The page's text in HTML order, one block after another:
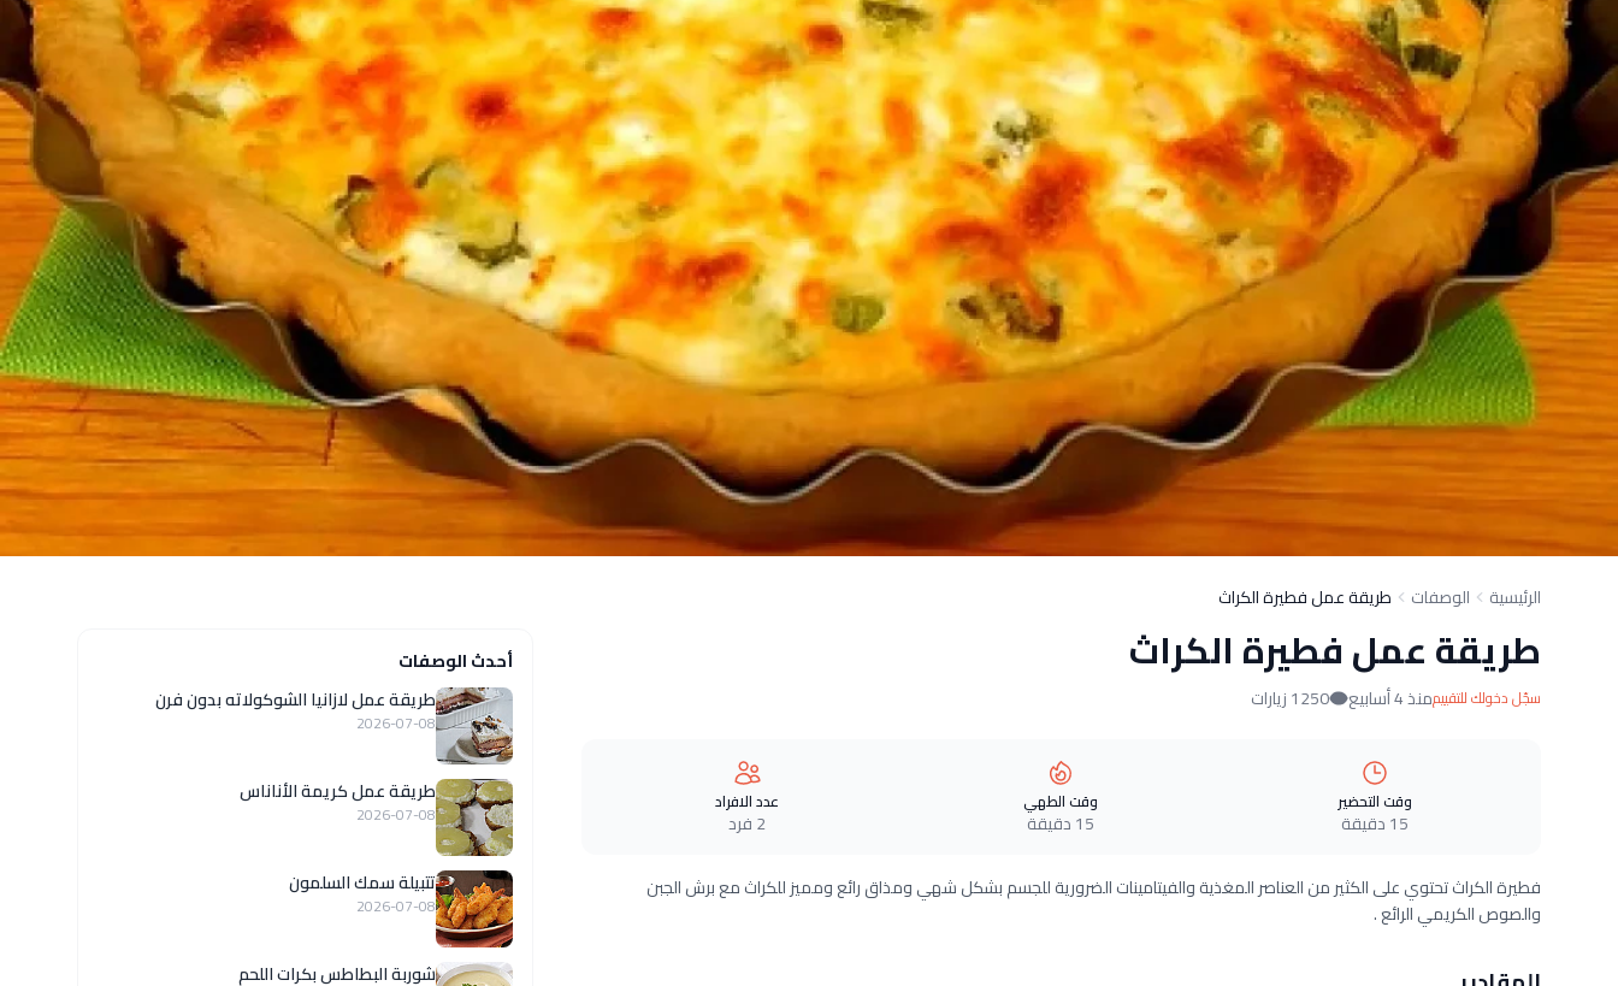
الرئيسية الوصفات طريقة عمل فطيرة الكراث
طريقة عمل فطيرة الكراث
سجّل دخولك للتقييممنذ 4 أسابيع 1250 زيارات
وقت التحضير
15 دقيقة
وقت الطهي
15 دقيقة
عدد الافراد
2 فرد
فطيرة الكراث تحتوي على الكثير من العناصر المغذية والفيتامينات الضرورية للجسم بشكل شهي ومذاق رائع ومميز للكراث مع برش الجبن
والصوص الكريمي الرائع .
أحدث الوصفات
طريقة عمل لازانيا الشوكولاته بدون فرن
2026-07-08
طريقة عمل كريمة الأناناس
2026-07-08
تتبيلة سمك السلمون
2026-07-08
شوربة البطاطس بكرات اللحم